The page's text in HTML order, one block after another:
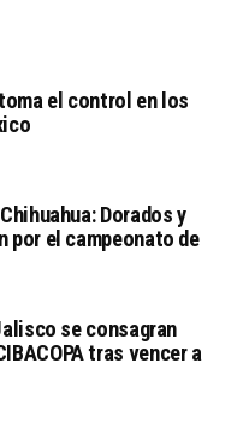
el control en los
Dorados y
por el campeonato de
se consagran
tras vencer a